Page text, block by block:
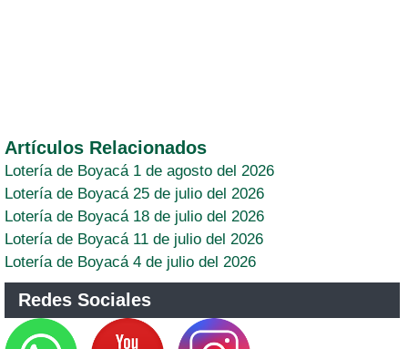
Artículos Relacionados
Lotería de Boyacá 1 de agosto del 2026
Lotería de Boyacá 25 de julio del 2026
Lotería de Boyacá 18 de julio del 2026
Lotería de Boyacá 11 de julio del 2026
Lotería de Boyacá 4 de julio del 2026
Redes Sociales